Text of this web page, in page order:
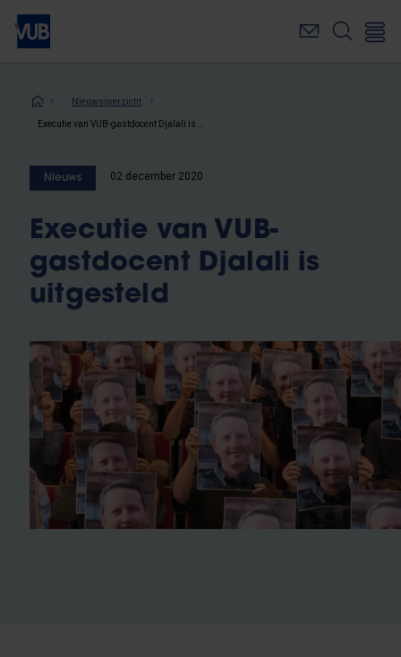
Overslaan
naar
inhoudKruimelpad
Nieuwsoverzicht
Nieuws 02 december 2020
Executie van VUB-
gastdocent Djalali is
uitgesteld